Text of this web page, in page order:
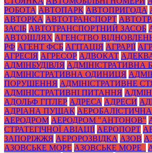
РОБОТА АВТОПАРК АВТОПРИГОДА
АВТОРКА АВТОТРАНСПОРТ
ЗАСІБ АВТОТРАНСПОРТНИЙ ЗАСОБ
АВТОШЛЯХ АГЕНСТВО
РФ АГЕНТ ФСБ АГІТАЦІЯ АГРАРІЇ
АГРЕСІЯ АГРЕСОР АДВОКАТ
АДМІНБУДІВЛЯ АДМІНІСТРАТИВНА
АДМІНІСТРАТИВНА ОДИНИЦЯ
ПОРУШЕННЯ АДМІНІСТРАТИВНЕ
АДМІНІСТРАТИВНІ ПИТАННЯ
АДОЛЬФ ГІТЛЕР АДРЕСА АДРЕСИ
АДРІАНА ПУЩАК
АЕРОДРОМ АЕРОДРОМ "АНТОНОВ"
СТРАТЕГІЧНОЇ АВІАЦІЇ АЕРОПОРТ
ЗАПОРІЖЖЯ АЕРОРОЗВІДКА АЗОВ
АЗОВСЬКЕ МОРЕ АЗОВСЬКЕ МОРЕ_